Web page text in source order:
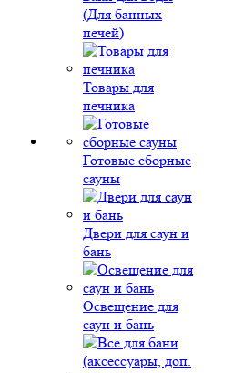
(Для банных
печей)
Товары для
печника
Готовые сборные
сауны
Двери для саун и
бань
Освещение для
саун и бань